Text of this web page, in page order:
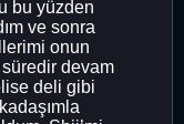
bu yüzden
ve sonra
onun
devam
deli gibi